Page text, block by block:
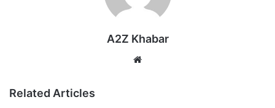
A2Z Khabar
Related Articles